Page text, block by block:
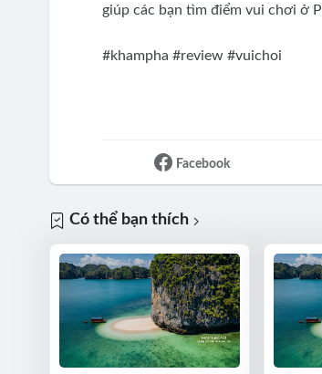
giúp các bạn tìm điểm vui chơi ở
#khampha #review #vuichoi
Facebook
Có thể bạn thích